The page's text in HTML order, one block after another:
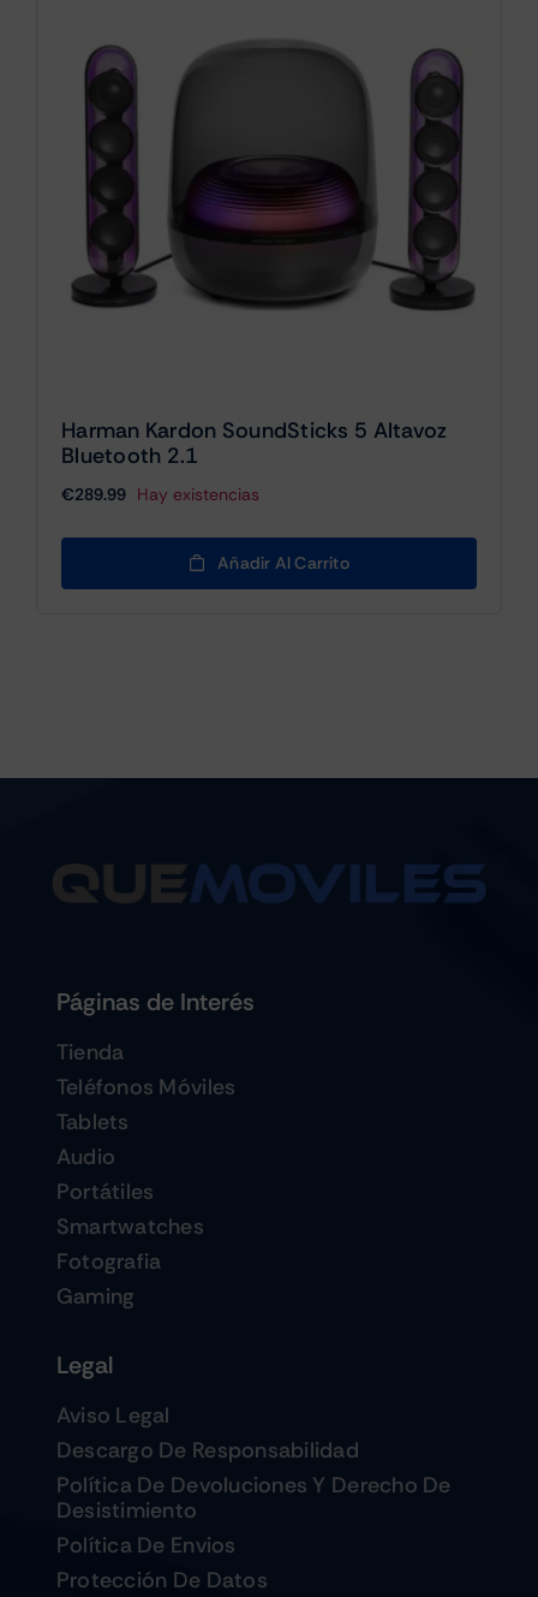
Harman Kardon SoundSticks 5 Altavoz
Bluetooth 2.1
€289.99 Hay existencias
Añadir Al Carrito
Páginas de Interés
Tienda
Teléfonos Móviles
Tablets
Audio
Portátiles
Smartwatches
Fotografia
Gaming
Legal
Aviso Legal
Descargo De Responsabilidad
Política De Devoluciones Y Derecho De
Desistimiento
Política De Envios
Protección De Datos